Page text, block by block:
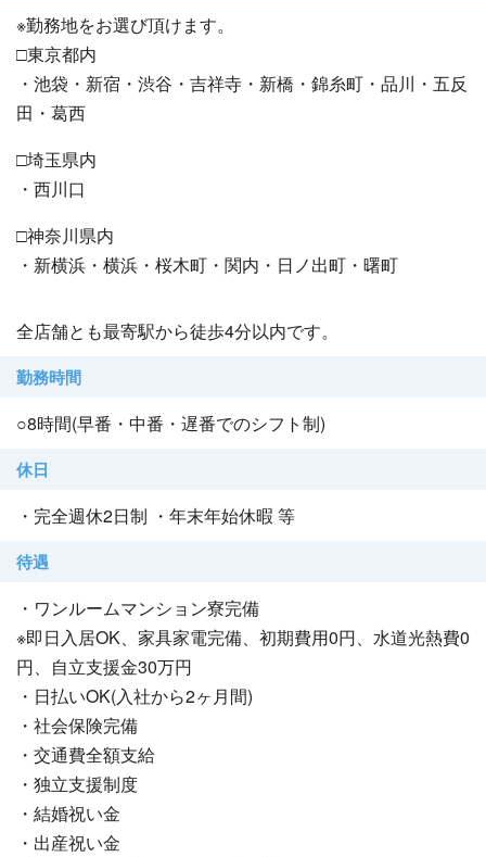
※勤務地をお選び頂けます。
□東京都内
・池袋・新宿・渋谷・吉祥寺・新橋・錦糸町・品川・五反
田・葛西
□埼玉県内
・西川口
□神奈川県内
・新横浜・横浜・桜木町・関内・日ノ出町・曙町
全店舗とも最寄駅から徒歩4分以内です。
勤務時間
○8時間(早番・中番・遅番でのシフト制)
休日
・完全週休2日制 ・年末年始休暇 等
待遇
・ワンルームマンション寮完備
※即日入居OK、家具家電完備、初期費用0円、水道光熱費0
円、自立支援金30万円
・日払いOK(入社から2ヶ月間)
・社会保険完備
・交通費全額支給
・独立支援制度
・結婚祝い金
・出産祝い金